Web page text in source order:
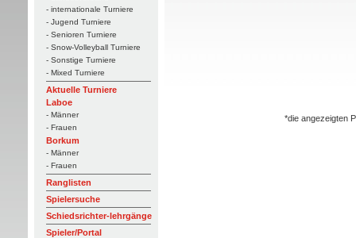
- internationale Turniere
- Jugend Turniere
- Senioren Turniere
- Snow-Volleyball Turniere
- Sonstige Turniere
- Mixed Turniere
Aktuelle Turniere
Laboe
- Männer
- Frauen
Borkum
- Männer
- Frauen
Ranglisten
Spielersuche
Schiedsrichter-lehrgänge
Spieler/Portal
*die angezeigten